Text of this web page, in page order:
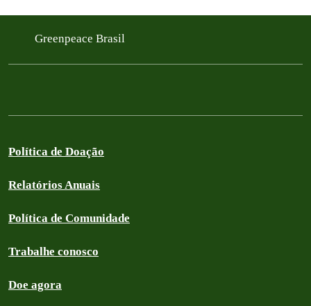
Greenpeace Brasil
Política de Doação
Relatórios Anuais
Política de Comunidade
Trabalhe conosco
Doe agora